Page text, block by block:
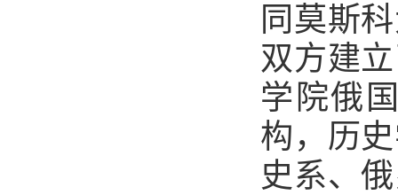
同莫斯
双方建
学院俄
构，历
史系、